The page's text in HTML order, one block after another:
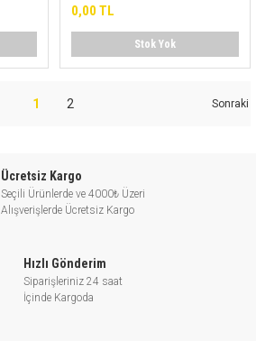
0,00 TL
Stok Yok
1 2
Ücretsiz Kargo
Seçili Ürünlerde ve 4000₺ Üzeri
Alışverişlerde Ücretsiz Kargo
Hızlı Gönderim
Siparişleriniz 24 saat
İçinde Kargoda